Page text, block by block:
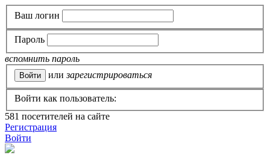
Ваш логин
Пароль
вспомнить пароль
или зарегистрироваться
Войти как пользователь:
581 посетителей на сайте
Регистрация
Войти